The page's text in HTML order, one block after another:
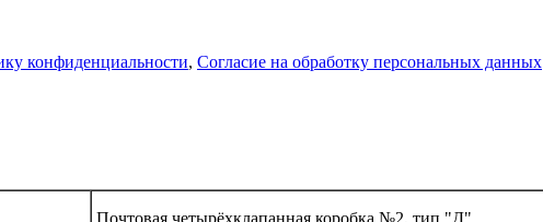
конфиденциальности, Согласие на обработку персональных данных